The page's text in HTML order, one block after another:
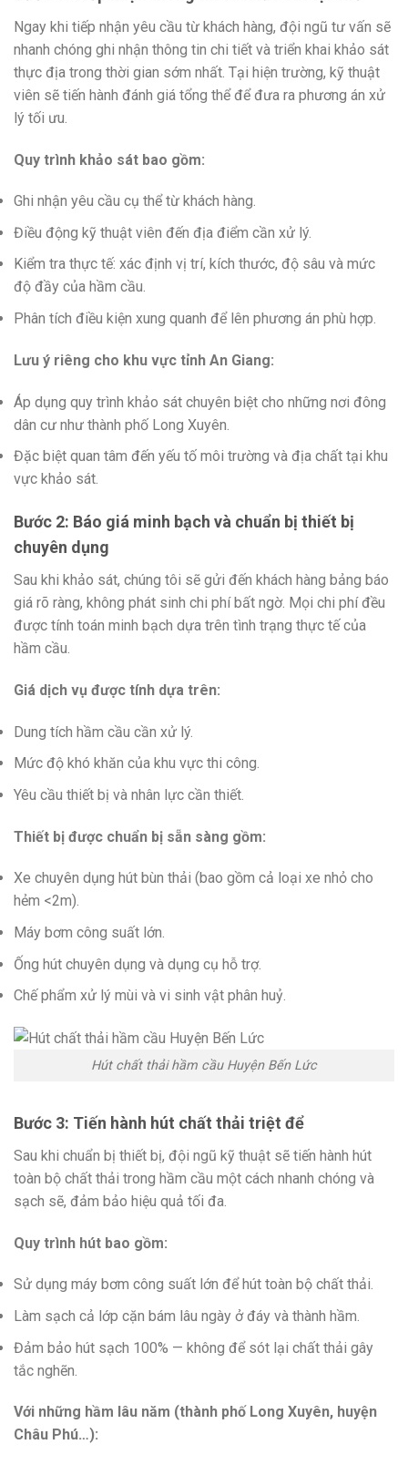
Ngay khi tiếp nhận yêu cầu từ khách hàng, đội ngũ tư vấn sẽ
nhanh chóng ghi nhận thông tin chi tiết và triển khai khảo sát
thực địa trong thời gian sớm nhất. Tại hiện trường, kỹ thuật
viên sẽ tiến hành đánh giá tổng thể để đưa ra phương án xử
lý tối ưu.
Quy trình khảo sát bao gồm:
Ghi nhận yêu cầu cụ thể từ khách hàng.
Điều động kỹ thuật viên đến địa điểm cần xử lý.
Kiểm tra thực tế: xác định vị trí, kích thước, độ sâu và mức
độ đầy của hầm cầu.
Phân tích điều kiện xung quanh để lên phương án phù hợp.
Lưu ý riêng cho khu vực tỉnh An Giang:
Áp dụng quy trình khảo sát chuyên biệt cho những nơi đông
dân cư như thành phố Long Xuyên.
Đặc biệt quan tâm đến yếu tố môi trường và địa chất tại khu
vực khảo sát.
Bước 2: Báo giá minh bạch và chuẩn bị thiết bị
chuyên dụng
Sau khi khảo sát, chúng tôi sẽ gửi đến khách hàng bảng báo
giá rõ ràng, không phát sinh chi phí bất ngờ. Mọi chi phí đều
được tính toán minh bạch dựa trên tình trạng thực tế của
hầm cầu.
Giá dịch vụ được tính dựa trên:
Dung tích hầm cầu cần xử lý.
Mức độ khó khăn của khu vực thi công.
Yêu cầu thiết bị và nhân lực cần thiết.
Thiết bị được chuẩn bị sẵn sàng gồm:
Xe chuyên dụng hút bùn thải (bao gồm cả loại xe nhỏ cho
hẻm <2m).
Máy bơm công suất lớn.
Ống hút chuyên dụng và dụng cụ hỗ trợ.
Chế phẩm xử lý mùi và vi sinh vật phân huỷ.
Hút chất thải hầm cầu Huyện Bến Lức
Bước 3: Tiến hành hút chất thải triệt để
Sau khi chuẩn bị thiết bị, đội ngũ kỹ thuật sẽ tiến hành hút
toàn bộ chất thải trong hầm cầu một cách nhanh chóng và
sạch sẽ, đảm bảo hiệu quả tối đa.
Quy trình hút bao gồm:
Sử dụng máy bơm công suất lớn để hút toàn bộ chất thải.
Làm sạch cả lớp cặn bám lâu ngày ở đáy và thành hầm.
Đảm bảo hút sạch 100% — không để sót lại chất thải gây
tắc nghẽn.
Với những hầm lâu năm (thành phố Long Xuyên, huyện
Châu Phú…):